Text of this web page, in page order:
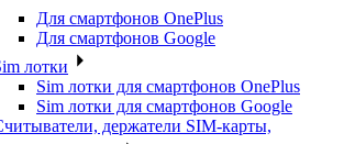
Для смартфонов OnePlus
Для смартфонов Google
лотки
Sim лотки для смартфонов OnePlus
Sim лотки для смартфонов Google
держатели SIM-карты,